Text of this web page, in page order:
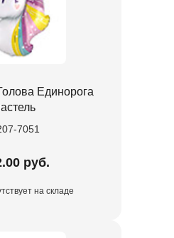
Единорога
7051
руб.
на складе